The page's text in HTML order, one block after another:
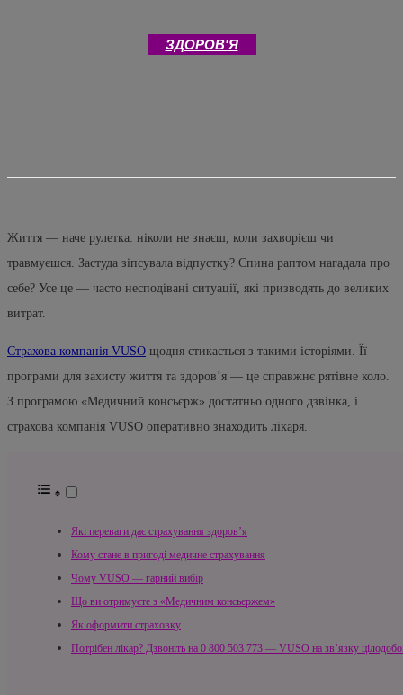
ЗДОРОВ'Я
Життя — наче рулетка: ніколи не знаєш, коли захворієш чи
травмуєшся. Застуда зіпсувала відпустку? Спина раптом нагадала про
себе? Усе це — часто несподівані ситуації, які призводять до великих
витрат.
Страхова компанія VUSO щодня стикається з такими історіями. Її
програми для захисту життя та здоров’я — це справжнє рятівне коло.
З програмою «Медичний консьєрж» достатньо одного дзвінка, і
страхова компанія VUSO оперативно знаходить лікаря.
Які переваги дає страхування здоров’я
Кому стане в пригоді медичне страхування
Чому VUSO — гарний вибір
Що ви отримуєте з «Медичним консьєржем»
Як оформити страховку
Потрібен лікар? Дзвоніть на 0 800 503 773 — VUSO на зв’язку